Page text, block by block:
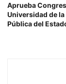
Aprueba
Universidad de
Pública del